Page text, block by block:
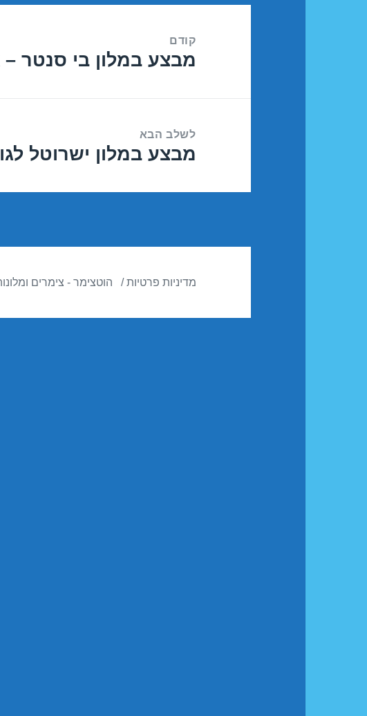
קודם
הפוסט
מבצע במלון בי סנטר – אילת 21/
לשלב הבא
הפוסט
מבצע במלון ישרוטל לגונה –
מדיניות פרטיות הוטצימר - צימרים